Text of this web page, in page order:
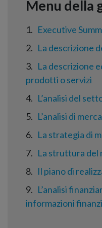
1
Executive
2
La descrizione
3
La descrizione
prodotti o servizi
4
L’analisi del
5
L’analisi di
6
La strategia di
7
La struttura del
8
Il piano di
9
L’analisi
informazioni